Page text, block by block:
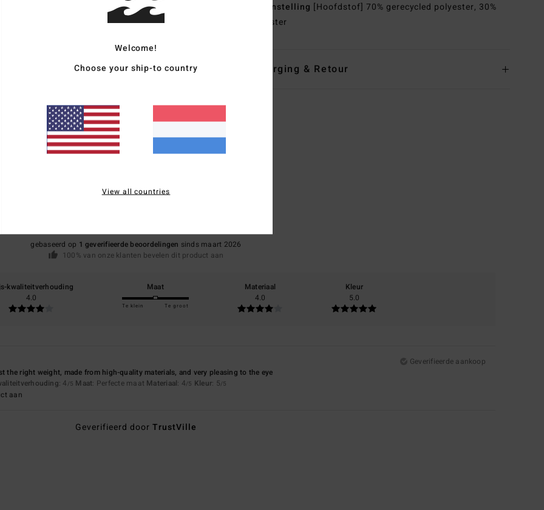
Samenstelling [Hoofdstof] 70% gerecycled polyester, 30%
polyester
Bezorging & Retour
5.0
gebaseerd op 1 geverifieerde beoordelingen sinds maart 2026
100% van onze klanten bevelen dit product aan
kwaliteitverhouding
4.0
Maat
Te klein Te groot
Materiaal
4.0
Kleur
5.0
Geverifieerde aankoop
the right weight, made from high-quality materials, and very pleasing to the eye
: 4 /5 Maat: Perfecte maat Materiaal: 4/5 Kleur: 5/5
aan
Geverifieerd door TrustVille
Welcome!
Choose your ship-to country
View all countries